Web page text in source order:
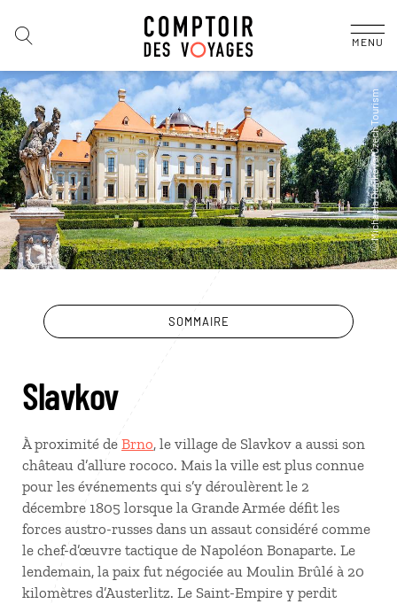
MENU
SOMMAIRE
Slavkov
À proximité de Brno, le village de Slavkov a aussi son
château d’allure rococo. Mais la ville est plus connue
pour les événements qui s’y déroulèrent le 2
décembre 1805 lorsque la Grande Armée défit les
forces austro-russes dans un assaut considéré comme
le chef-d’œuvre tactique de Napoléon Bonaparte. Le
lendemain, la paix fut négociée au Moulin Brûlé à 20
kilomètres d’Austerlitz. Le Saint-Empire y perdit